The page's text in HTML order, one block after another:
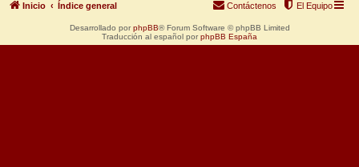
Inicio Índice general El Equipo
Contáctenos
Desarrollado por phpBB® Forum Software © phpBB Limited
Traducción al español por phpBB España